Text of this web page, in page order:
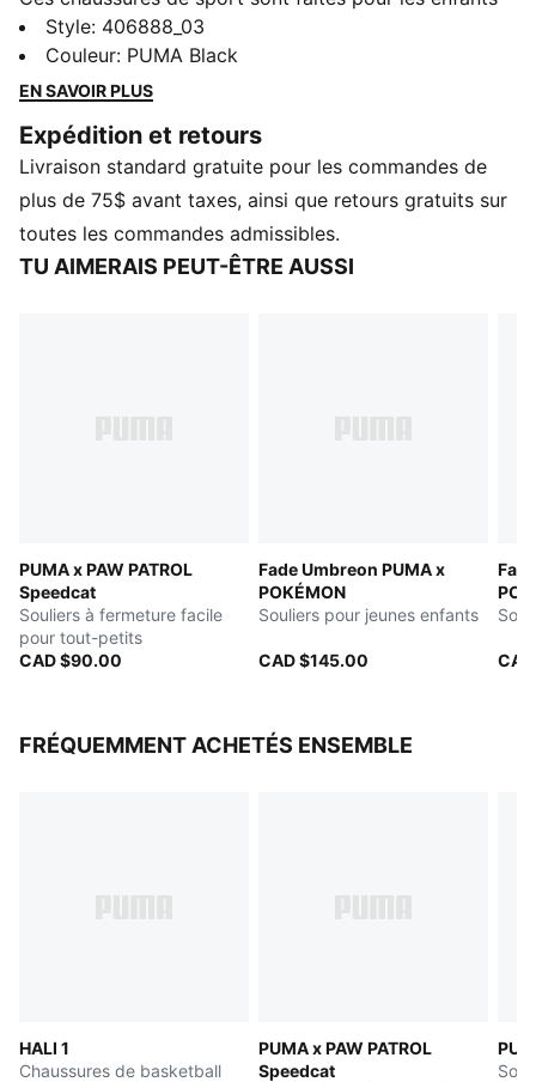
qui ne ralentissent jamais. La PUMA Fade NITRO™
redéfinit la mode urbaine technique avec une
conception audacieuse et sculptée, ainsi qu’une tige
vocation d’être utilisées dans la nature, elles
possèdent un amorti NITROFOAM™ et un renfort
PWRFRAME en TPUR.
DÉTAILS
Largeur : Normal
Style: 406888_03
Couleur: PUMA Black
EN SAVOIR PLUS
Expédition et retours
Livraison standard gratuite pour les commandes de
plus de 75$ avant taxes, ainsi que retours gratuits sur
toutes les commandes admissibles.
TU AIMERAIS PEUT-ÊTRE AUSSI
PUMA x PAW PATROL
Speedcat
Souliers à fermeture facile
pour tout-petits
CAD $90.00
Fade Umbreon PUMA x
POKÉMON
Souliers pour jeunes enfants
CAD $145.00
FRÉQUEMMENT ACHETÉS ENSEMBLE
HALI 1
Chaussures de basketball
PUMA x PAW PATROL
Speedcat